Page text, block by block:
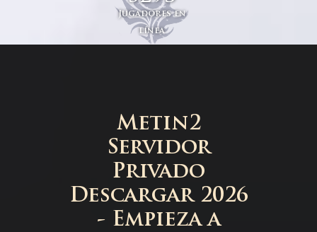
Jugadores en
línea
Metin2
Servidor
Privado
Descargar 2026
- Empieza a